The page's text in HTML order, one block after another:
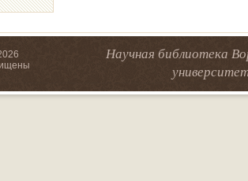
Научная библиотека